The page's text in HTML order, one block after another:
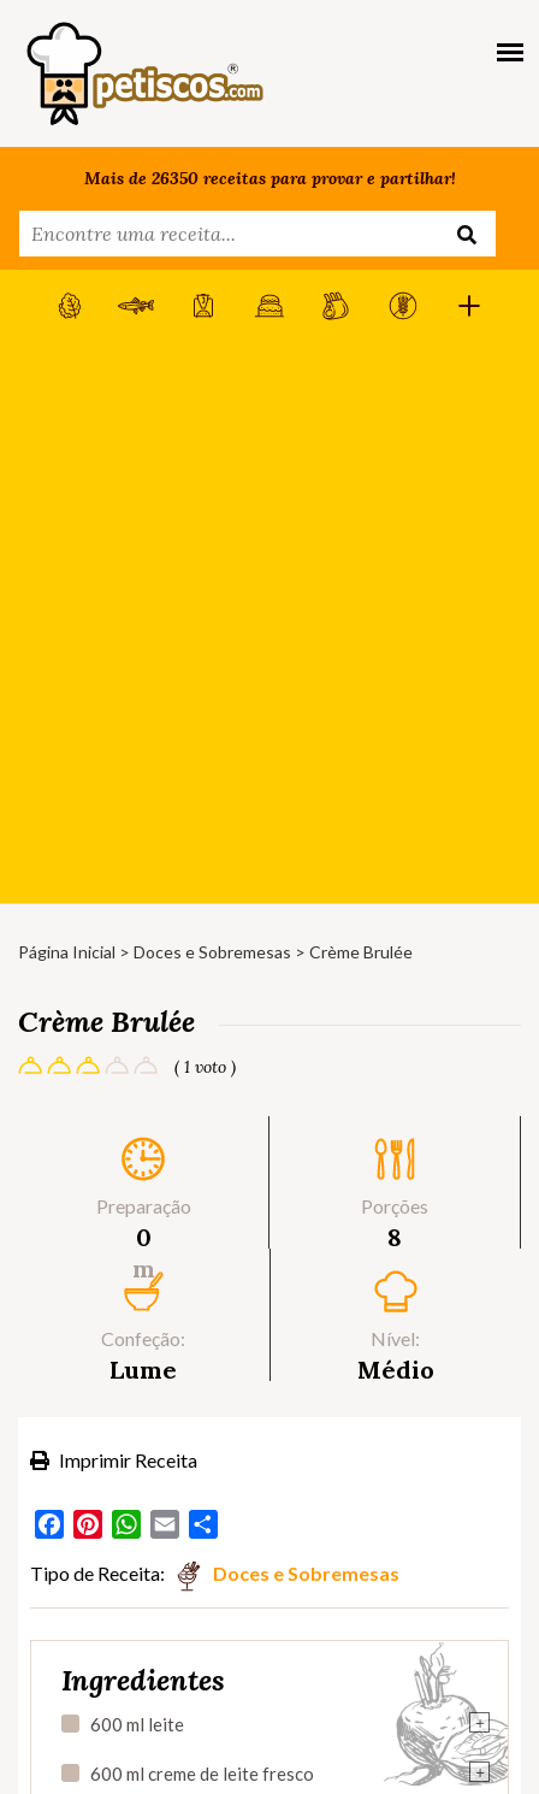
Mais de 26350 receitas para provar e partilhar!
Página Inicial > Doces e Sobremesas > Crème Brulée
Crème Brulée
( 1 voto )
Preparação
0
m
Porções
8
Confeção:
Lume
Nível:
Médio
Imprimir Receita
FacebookPinterestWhatsApp
Email
Tipo de Receita: Doces e Sobremesas
Ingredientes
+
600 ml leite
+
600 ml creme de leite fresco